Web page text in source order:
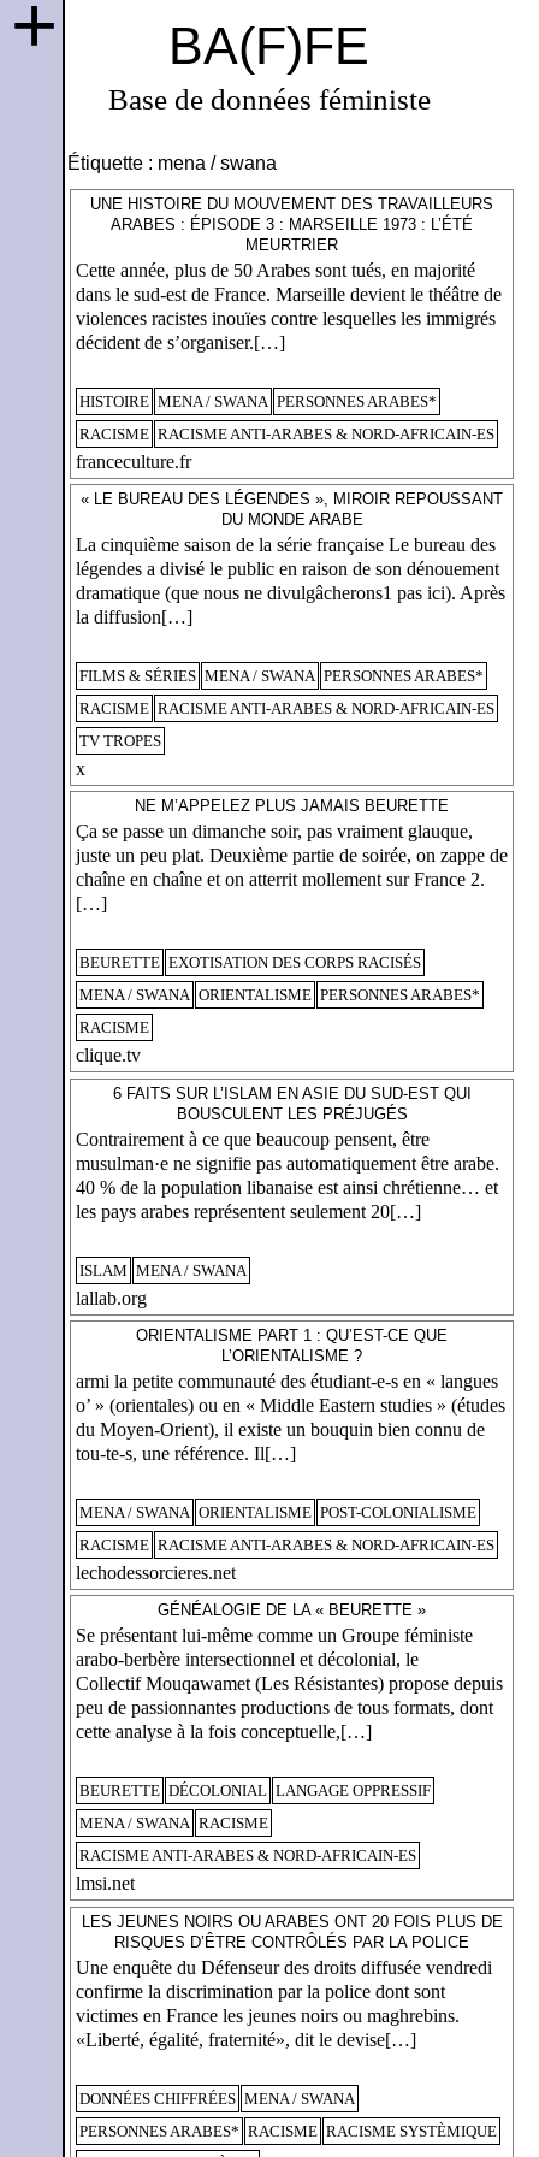
BA(F)FE
Base de données féministe
+
Étiquette : mena / swana
UNE HISTOIRE DU MOUVEMENT DES TRAVAILLEURS
ARABES : ÉPISODE 3 : MARSEILLE 1973 : L’ÉTÉ
MEURTRIER
Cette année, plus de 50 Arabes sont tués, en majorité
dans le sud-est de France. Marseille devient le théâtre de
violences racistes inouïes contre lesquelles les immigrés
décident de s’organiser.[…]
HISTOIRE MENA / SWANA PERSONNES ARABES*
RACISME RACISME ANTI-ARABES & NORD-AFRICAIN-ES
franceculture.fr
« LE BUREAU DES LÉGENDES », MIROIR REPOUSSANT
DU MONDE ARABE
La cinquième saison de la série française Le bureau des
légendes a divisé le public en raison de son dénouement
dramatique (que nous ne divulgâcherons1 pas ici). Après
la diffusion[…]
FILMS & SÉRIES MENA / SWANA PERSONNES ARABES*
RACISME RACISME ANTI-ARABES & NORD-AFRICAIN-ES
TV TROPES
x
NE M’APPELEZ PLUS JAMAIS BEURETTE
Ça se passe un dimanche soir, pas vraiment glauque,
juste un peu plat. Deuxième partie de soirée, on zappe de
chaîne en chaîne et on atterrit mollement sur France 2.
[…]
BEURETTE EXOTISATION DES CORPS RACISÉS
MENA / SWANA ORIENTALISME PERSONNES ARABES*
RACISME
clique.tv
6 FAITS SUR L’ISLAM EN ASIE DU SUD-EST QUI
BOUSCULENT LES PRÉJUGÉS
Contrairement à ce que beaucoup pensent, être
musulman·e ne signifie pas automatiquement être arabe.
40 % de la population libanaise est ainsi chrétienne… et
les pays arabes représentent seulement 20[…]
ISLAM MENA / SWANA
lallab.org
ORIENTALISME PART 1 : QU’EST-CE QUE
L’ORIENTALISME ?
armi la petite communauté des étudiant-e-s en « langues
o’ » (orientales) ou en « Middle Eastern studies » (études
du Moyen-Orient), il existe un bouquin bien connu de
tou-te-s, une référence. Il[…]
MENA / SWANA ORIENTALISME POST-COLONIALISME
RACISME RACISME ANTI-ARABES & NORD-AFRICAIN-ES
lechodessorcieres.net
GÉNÉALOGIE DE LA « BEURETTE »
Se présentant lui-même comme un Groupe féministe
arabo-berbère intersectionnel et décolonial, le
Collectif Mouqawamet (Les Résistantes) propose depuis
peu de passionnantes productions de tous formats, dont
cette analyse à la fois conceptuelle,[…]
BEURETTE DÉCOLONIAL LANGAGE OPPRESSIF
MENA / SWANA RACISME
RACISME ANTI-ARABES & NORD-AFRICAIN-ES
lmsi.net
LES JEUNES NOIRS OU ARABES ONT 20 FOIS PLUS DE
RISQUES D’ÊTRE CONTRÔLÉS PAR LA POLICE
Une enquête du Défenseur des droits diffusée vendredi
confirme la discrimination par la police dont sont
victimes en France les jeunes noirs ou maghrebins.
«Liberté, égalité, fraternité», dit le devise[…]
DONNÉES CHIFFRÉES MENA / SWANA
PERSONNES ARABES* RACISME RACISME SYSTÈMIQUE